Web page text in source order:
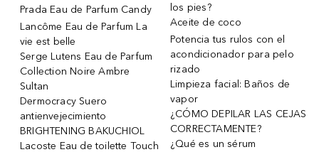
Prada Eau de Parfum Candy
Lancôme Eau de Parfum La
vie est belle
Serge Lutens Eau de Parfum
Collection Noire Ambre
Sultan
Dermocracy Suero
antienvejecimiento
BRIGHTENING BAKUCHIOL
Lacoste Eau de toilette Touch
los pies?
Aceite de coco
Potencia tus rulos con el
acondicionador para pelo
rizado
Limpieza facial: Baños de
vapor
¿CÓMO DEPILAR LAS CEJAS
CORRECTAMENTE?
¿Qué es un sérum